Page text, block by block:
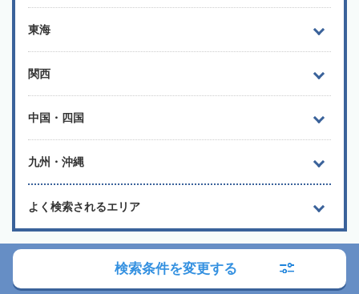
東海
関西
中国・四国
九州・沖縄
よく検索されるエリア
「相続会議司法書士検索サービス」への掲載を希望される場合はこ
検索条件を変更する